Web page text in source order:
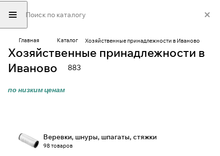
Главная Каталог Хозяйственные принадлежности в Иваново
Хозяйственные принадлежности в
Иваново
883
по низким ценам
Веревки, шнуры, шпагаты, стяжки
98 товаров